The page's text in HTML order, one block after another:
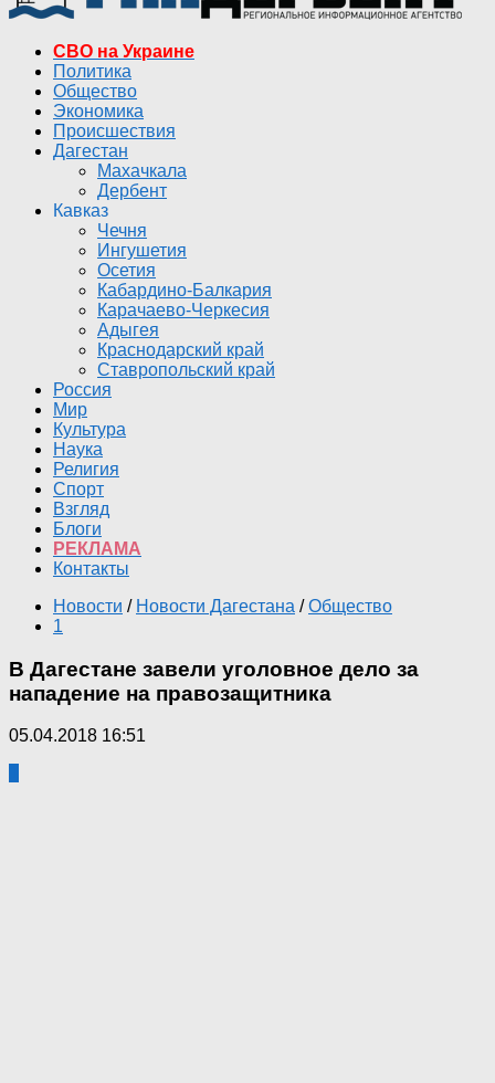
СВО на Украине
Политика
Общество
Экономика
Происшествия
Дагестан
Махачкала
Дербент
Кавказ
Чечня
Ингушетия
Осетия
Кабардино-Балкария
Карачаево-Черкесия
Адыгея
Краснодарский край
Ставропольский край
Россия
Мир
Культура
Наука
Религия
Спорт
Взгляд
Блоги
РЕКЛАМА
Контакты
Новости / Новости Дагестана / Общество
1
В Дагестане завели уголовное дело за
нападение на правозащитника
05.04.2018 16:51